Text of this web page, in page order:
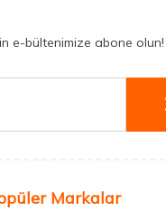
e-bültenimize abone olun!
Markalar